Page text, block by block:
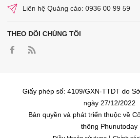
Liên hệ Quảng cáo: 0936 00 99 59
THEO DÕI CHÚNG TÔI
Giấy phép số: 4109/GXN-TTĐT do
ngày 27/12/2022
Bản quyền và phát triển thuộc về
thông Phunutoday